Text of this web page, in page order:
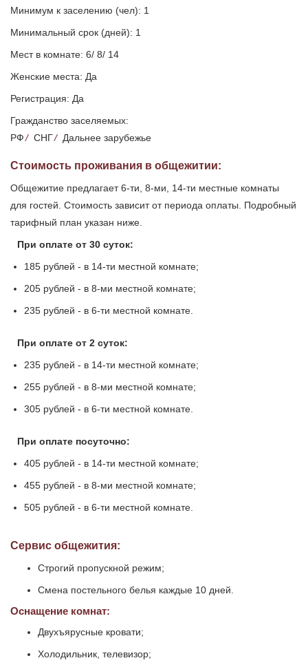
Минимум к заселению (чел): 1
Минимальный срок (дней): 1
Мест в комнате: 6/ 8/ 14
Женские места: Да
Регистрация: Да
Гражданство заселяемых:
РФ/ СНГ/ Дальнее зарубежье
Стоимость проживания в общежитии:
Общежитие предлагает 6-ти, 8-ми, 14-ти местные комнаты
для гостей. Стоимость зависит от периода оплаты. Подробный
тарифный план указан ниже.
При оплате от 30 суток:
185 рублей - в 14-ти местной комнате;
205 рублей - в 8-ми местной комнате;
235 рублей - в 6-ти местной комнате.
При оплате от 2 суток:
235 рублей - в 14-ти местной комнате;
255 рублей - в 8-ми местной комнате;
305 рублей - в 6-ти местной комнате.
При оплате посуточно:
405 рублей - в 14-ти местной комнате;
455 рублей - в 8-ми местной комнате;
505 рублей - в 6-ти местной комнате.
Сервис общежития:
Строгий пропускной режим;
Смена постельного белья каждые 10 дней.
Оснащение комнат:
Двухъярусные кровати;
Холодильник, телевизор;